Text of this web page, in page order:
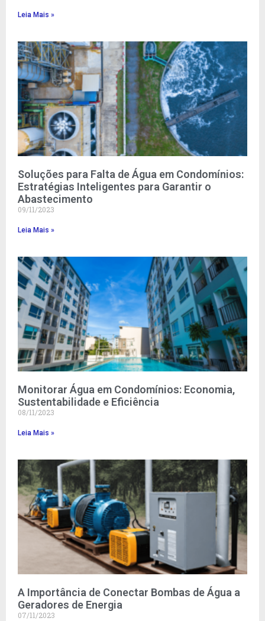
Leia Mais »
Soluções para Falta de Água em Condomínios:
Estratégias Inteligentes para Garantir o
Abastecimento
09/11/2023
Leia Mais »
Monitorar Água em Condomínios: Economia,
Sustentabilidade e Eficiência
08/11/2023
Leia Mais »
A Importância de Conectar Bombas de Água a
Geradores de Energia
07/11/2023